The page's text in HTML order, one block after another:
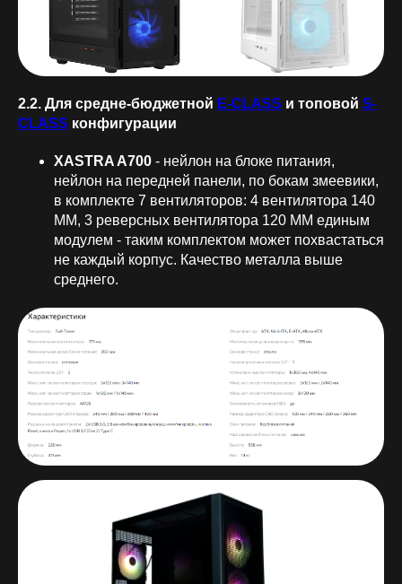
2.2. Для средне-бюджетной E-CLASS и топовой S-
CLASS конфигурации
XASTRA A700 - нейлон на блоке питания,
нейлон на передней панели, по бокам змеевики,
в комплекте 7 вентиляторов: 4 вентилятора 140
ММ, 3 реверсных вентилятора 120 ММ единым
модулем - таким комплектом может похвастаться
не каждый корпус. Качество металла выше
среднего.